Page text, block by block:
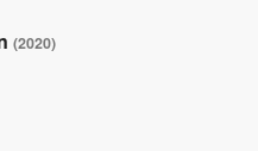
(2020)